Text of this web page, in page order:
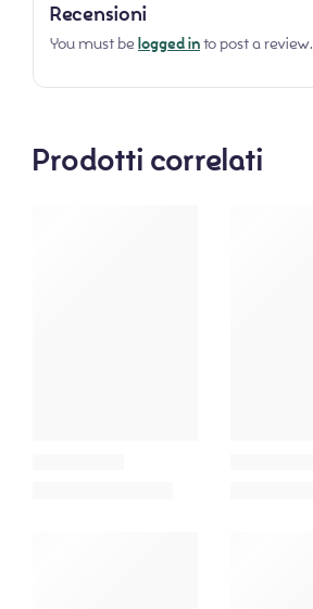
Recensioni
You must be logged into post a review.
Prodotti correlati